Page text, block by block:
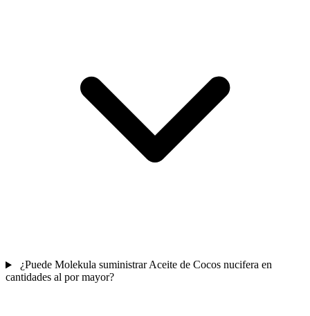
¿Puede Molekula suministrar Aceite de Cocos nucifera en
cantidades al por mayor?